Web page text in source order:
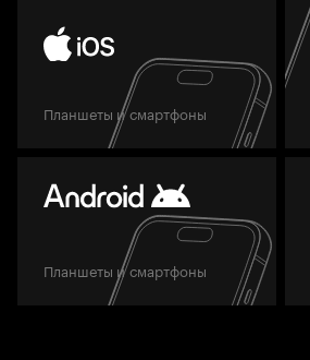
Планшеты и смартфоны
Планшеты и смартфоны